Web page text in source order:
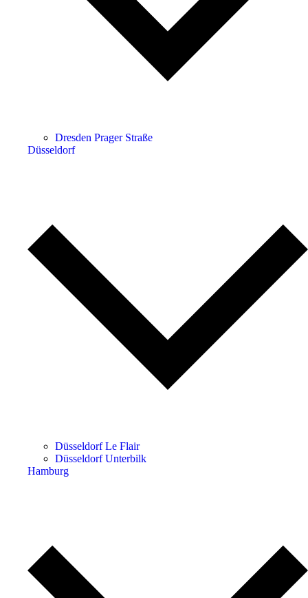
Dresden Prager Straße
Düsseldorf
Düsseldorf Le Flair
Düsseldorf Unterbilk
Hamburg